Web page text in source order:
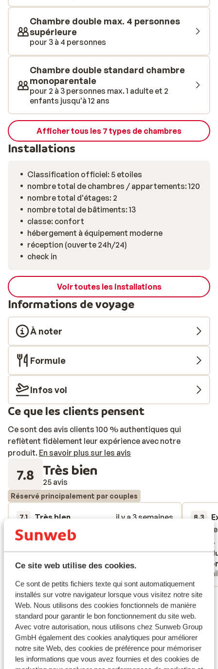
Ce site web utilise des cookies.
Ce sont de petits fichiers texte qui sont automatiquement
installés sur votre navigateur lorsque vous visitez notre site
Web. Nous utilisons des cookies fonctionnels de manière
standard pour garantir le bon fonctionnement du site web.
Avec votre autorisation, nous utilisons chez Sunweb Group
GmbH également des cookies analytiques pour améliorer
notre site Web, des cookies de préférence pour mémoriser
les informations que vous avez fournies et des cookies de
retrouverez la tranquillité tant recherchée. Place
maintenant à la détente au bord de la piscine turquoise,
ou en profitant d'un bon massage. Sunrise peut
également être réservé sur la base d'une formule
hébergement & petit-déjeuner ou d'un forfait All
Inclusive.
Chambre double max. 4 personnes
supérieure
pour 3 à 4 personnes
Chambre double standard chambre
monoparentale
pour 2 à 3 personnes max. 1 adulte et 2
enfants jusqu'à 12 ans
Afficher tous les 7 types de chambres
Installations
Classification officiel: 5 etoiles
nombre total de chambres / appartements: 120
nombre total d'étages: 2
nombre total de bâtiments: 13
classe: confort
hébergement à équipement moderne
réception (ouverte 24h/24)
check in
Voir toutes les installations
Informations de voyage
À noter
Formule
Infos vol
Ce que les clients pensent
Ce sont des avis clients 100 % authentiques qui
reflètent fidèlement leur expérience avec notre
produit. En savoir plus sur les avis
7.8 Très bien
25 avis
Réservé principalement par couples
7.1 Très bien
il y a 3 semaines
Zeer mooi uitzicht, bedden liggen niet zo
goed en de airco is moeilijk af te stellen
Zeer mooi uitzicht, bedden liggen niet zo
goed en de airco is moeilijk af te stellen
Traduire en français (FR)
Anonyme
8.3
Het
lekker.
Het
lekker.
Voir tous les 25 avis
Emplacement